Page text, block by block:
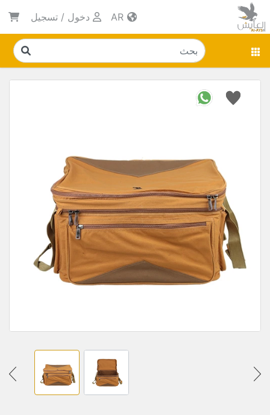
دخول / تسجيل